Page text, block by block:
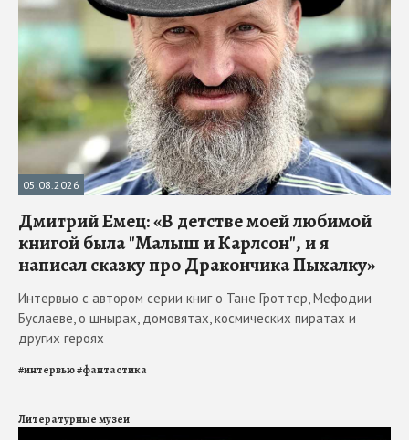
05.08.2026
Дмитрий Емец: «В детстве моей любимой
книгой была "Малыш и Карлсон", и я
написал сказку про Дракончика Пыхалку»
Интервью с автором серии книг о Тане Гроттер, Мефодии
Буслаеве, о шнырах, домовятах, космических пиратах и
других героях
#интервью#фантастика
Литературные музеи